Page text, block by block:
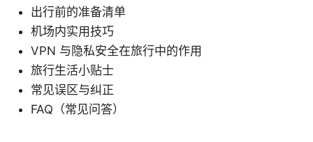
出行前的准备清单
机场内实用技巧
VPN 与隐私安全在旅行中的作用
旅行生活小贴士
常见误区与纠正
FAQ（常见问答）